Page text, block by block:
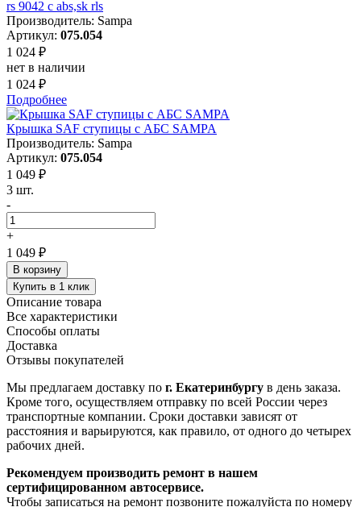
rs 9042 c abs,sk rls
Производитель: Sampa
Артикул: 075.054
1 024 ₽
нет в наличии
1 024 ₽
Подробнее
Крышка SAF ступицы с АБС SAMPA
Производитель: Sampa
Артикул: 075.054
1 049 ₽
3 шт.
-
+
1 049 ₽
В корзину
Купить в 1 клик
Описание товара
Все характеристики
Способы оплаты
Доставка
Отзывы покупателей
Мы предлагаем доставку по г. Екатеринбургу в день заказа.
Кроме того, осуществляем отправку по всей России через
транспортные компании. Сроки доставки зависят от
расстояния и варьируются, как правило, от одного до четырех
рабочих дней.
Рекомендуем производить ремонт в нашем
сертифицированном автосервисе.
Чтобы записаться на ремонт позвоните пожалуйста по номеру